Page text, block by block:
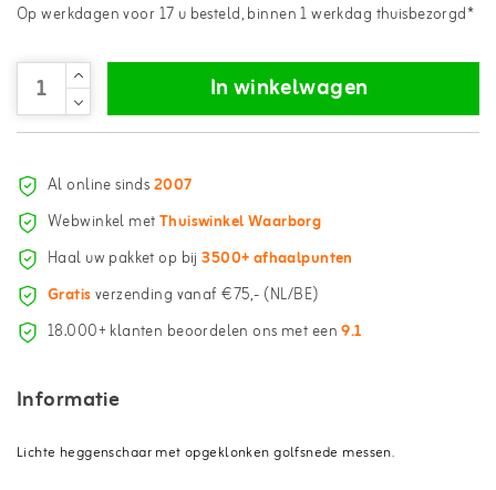
Op werkdagen voor 17 u besteld, binnen 1 werkdag thuisbezorgd*
In winkelwagen
Al online sinds2007
Webwinkel metThuiswinkel Waarborg
Haal uw pakket op bij3500+ afhaalpunten
Gratisverzending vanaf €75,- (NL/BE)
18.000+ klanten beoordelen ons met een9.1
Informatie
Lichte heggenschaar met opgeklonken golfsnede messen.